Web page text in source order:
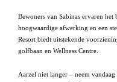
Bewoners van Sabinas ervaren
hoogwaardige afwerking en een
Resort biedt uitstekende
golfbaan en Wellness Centre.
Aarzel niet langer – neem vandaag